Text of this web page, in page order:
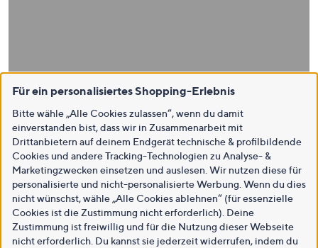
Für ein personalisiertes Shopping-Erlebnis
Bitte wähle „Alle Cookies zulassen“, wenn du damit
einverstanden bist, dass wir in Zusammenarbeit mit
Drittanbietern auf deinem Endgerät technische & profilbildende
Cookies und andere Tracking-Technologien zu Analyse- &
Marketingzwecken einsetzen und auslesen. Wir nutzen diese für
personalisierte und nicht-personalisierte Werbung. Wenn du dies
nicht wünschst, wähle „Alle Cookies ablehnen“ (für essenzielle
Cookies ist die Zustimmung nicht erforderlich). Deine
Zustimmung ist freiwillig und für die Nutzung dieser Webseite
nicht erforderlich. Du kannst sie jederzeit widerrufen, indem du